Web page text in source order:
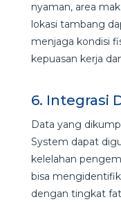
nyaman, area
lokasi tambang
menjaga kondisi
kepuasan kerja
6. Integrasi
Data yang
System dapat
kelelahan
bisa
dengan tingkat